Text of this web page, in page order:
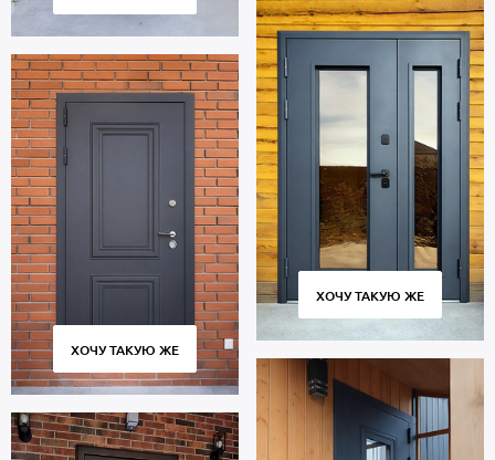
ХОЧУ ТАКУЮ ЖЕ
ХОЧУ ТАКУЮ ЖЕ